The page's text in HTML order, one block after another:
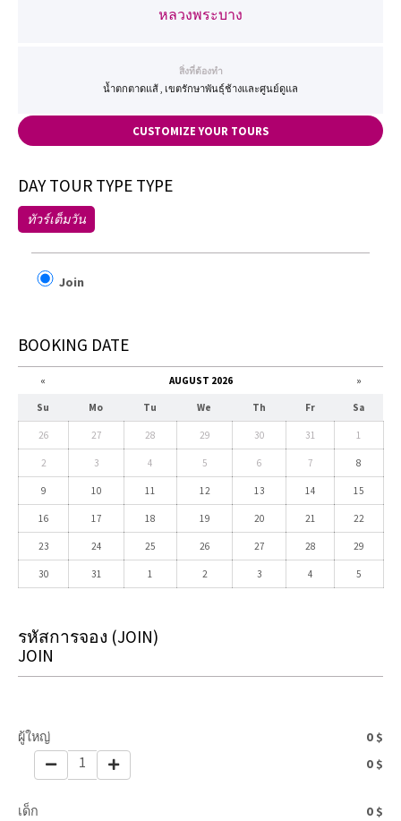
หลวงพระบาง
สิ่งที่ต้องทำ
น้ำตกตาดแส้ , เขตรักษาพันธุ์ช้างและศูนย์ดูแล
CUSTOMIZE YOUR TOURS
DAY TOUR TYPE TYPE
ทัวร์เต็มวัน
Join
BOOKING DATE
« AUGUST 2026 »
Su Mo Tu We Th Fr Sa
26 27 28 29 30 31 1
2 3 4 5 6 7 8
9 10 11 12 13 14 15
16 17 18 19 20 21 22
23 24 25 26 27 28 29
30 31 1 2 3 4 5
รหัสการจอง (JOIN)
JOIN
ผู้ใหญ่ 0 $
1 0 $
เด็ก 0 $